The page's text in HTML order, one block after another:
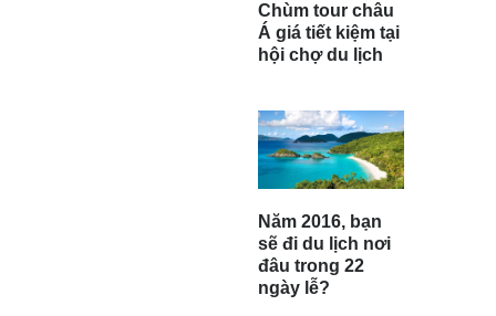
Chùm tour châu
Á giá tiết kiệm tại
hội chợ du lịch
Năm 2016, bạn
sẽ đi du lịch nơi
đâu trong 22
ngày lễ?